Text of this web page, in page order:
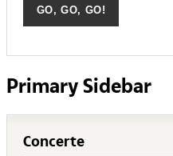
Primary Sidebar
Concerte